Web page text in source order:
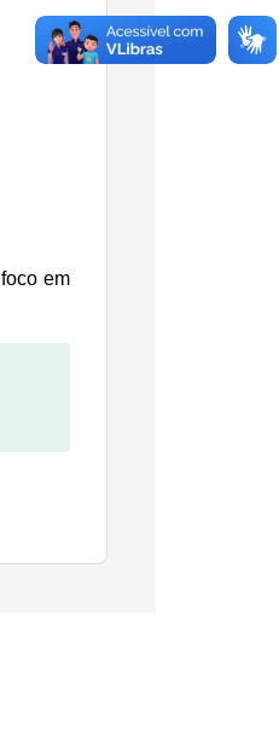
em